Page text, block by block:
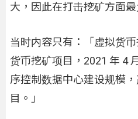
大，因此在打击挖矿方面最
当时内容只有：「虚拟货
货币挖矿项目，2021 年 4
序控制数据中心建设规模
目。」